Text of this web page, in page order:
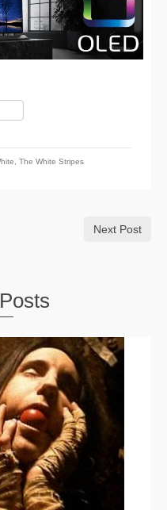
The White Stripes
Next Post